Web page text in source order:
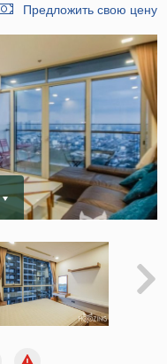
Предложить свою цену